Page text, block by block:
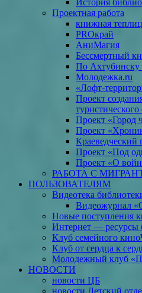
История
Проектная работа
книжная
PROкрай
АниМагия
Бессмертный
По Ахтубинску
Молодежка.ru
«Лофт-
Проект
Проект «Город
Проект
Краеведческий
Проект «Под
Проект «О
РАБОТА С
ПОЛЬЗОВАТЕЛЯМ
Видеотека
Видеожурнал
Новые поступления
Интернет — ресурсы
Клуб семейного
Клуб от сердца к
Молодежный клуб
НОВОСТИ
новости ЦБ
новости Детский